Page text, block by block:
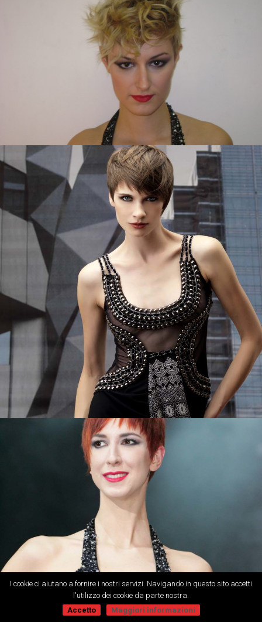
I cookie ci aiutano a fornire i nostri servizi. Navigando in questo sito accetti
l'utilizzo dei cookie da parte nostra.
Accetto
Maggiori informazioni